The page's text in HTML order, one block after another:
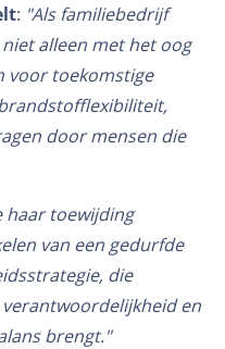
: "Als familiebedrijf
alleen met het oog
voor toekomstige
door mensen die
haar toewijding
van een gedurfde
die
en
brengt."